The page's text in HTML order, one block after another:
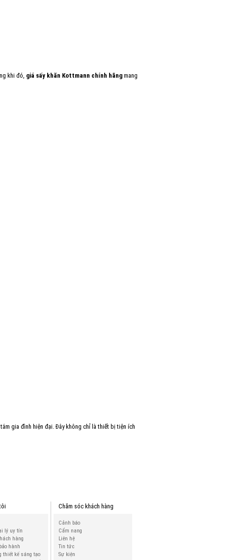
khi đó, giá sấy khăn Kottmann chính hãng mang
gia đình hiện đại. Đây không chỉ là thiết bị tiện ích
lý uy tín
hàng
hành
thiết kế sáng tạo
Chăm sóc khách hàng
Cảnh báo
Cẩm nang
Liên hệ
Tin tức
Sự kiện